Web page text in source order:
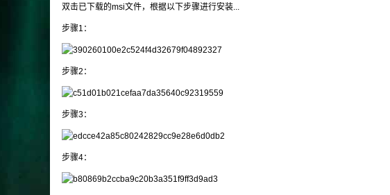
双击已下载的msi文件，根据以下步骤进行安装...
步骤1：
步骤2：
步骤3：
步骤4：